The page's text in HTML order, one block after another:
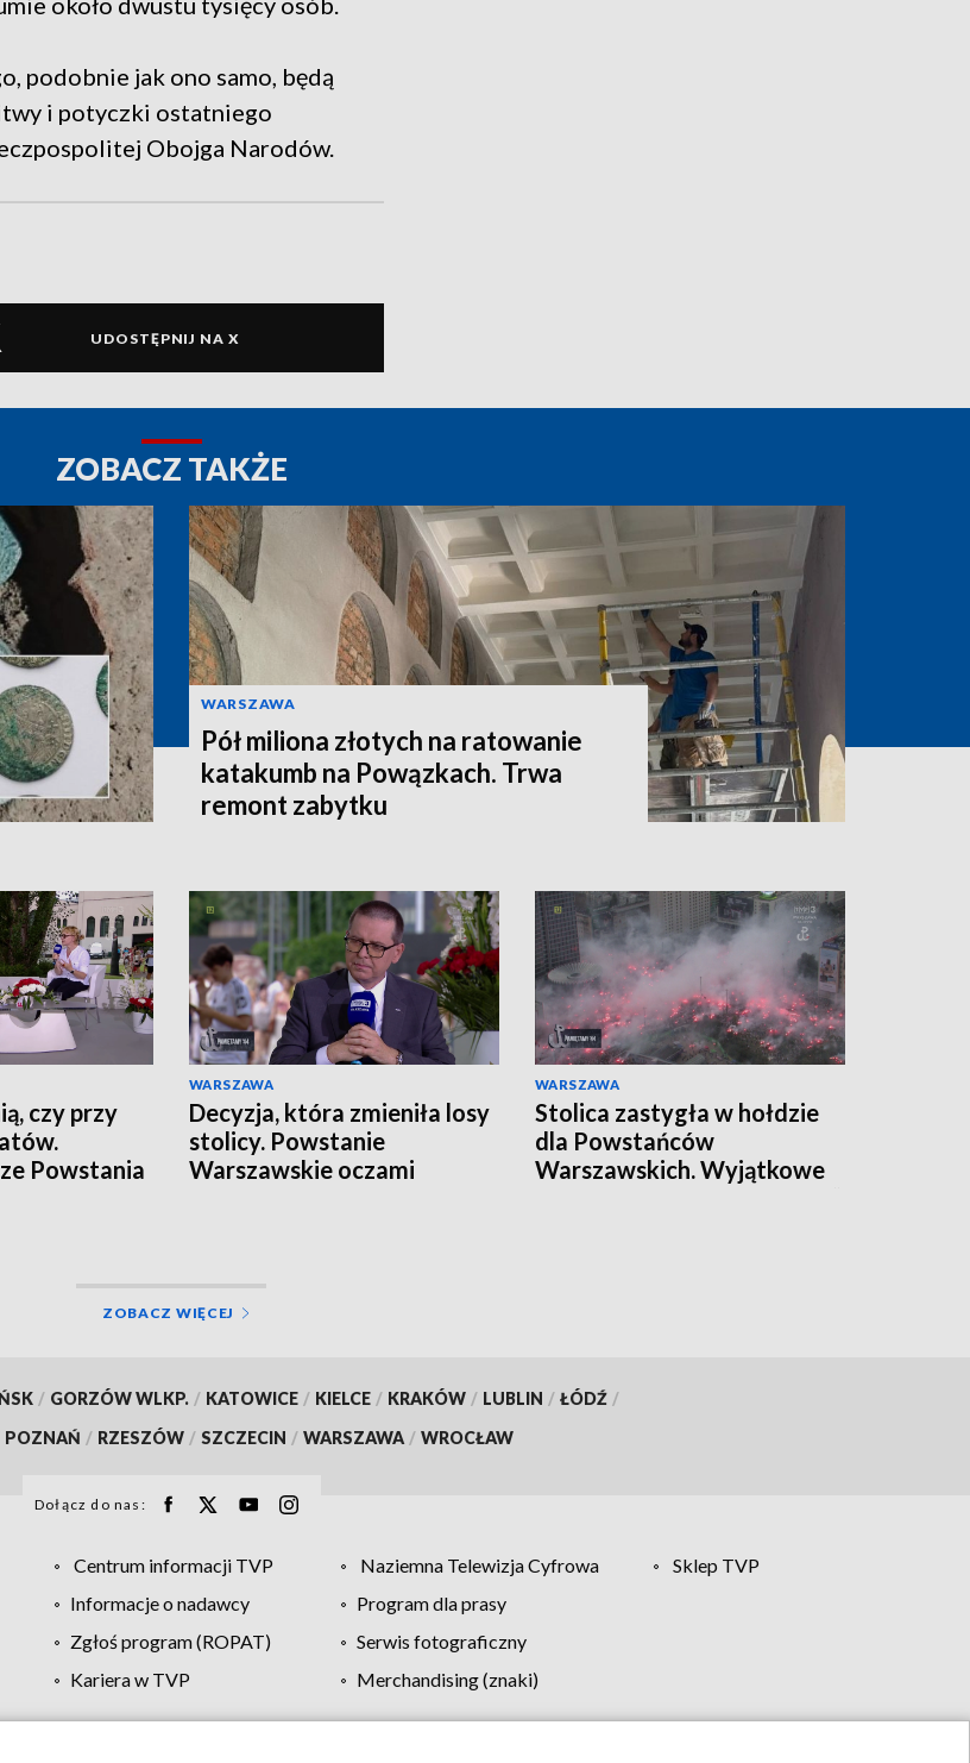
podobnie jak ono samo, będą
i potyczki ostatniego
Obojga Narodów.
UDOSTĘPNIJ NA X
ZOBACZ TAKŻE
WARSZAWA
Pół miliona złotych na ratowanie
katakumb na Powązkach. Trwa
remont zabytku
czy przy
Powstania
WARSZAWA
Decyzja, która zmieniła losy
stolicy. Powstanie
Warszawskie oczami
WARSZAWA
Stolica zastygła w hołdzie
dla Powstańców
Warszawskich. Wyjątkowe
ZOBACZ WIĘCEJ
/ GORZÓW WLKP. / KATOWICE / KIELCE / KRAKÓW / LUBLIN / ŁÓDŹ /
POZNAŃ / RZESZÓW / SZCZECIN / WARSZAWA / WROCŁAW
Dołącz do nas:
Centrum informacji TVP Naziemna Telewizja Cyfrowa
Sklep TVP
Informacje o nadawcy
Program dla prasy
Zgłoś program (ROPAT)
Serwis fotograficzny
Kariera w TVP
Merchandising (znaki)